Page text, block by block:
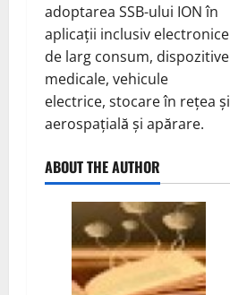
adoptarea SSB-ului ION în
aplicații inclusiv electronice
de larg consum, dispozitive
medicale, vehicule
electrice, stocare în rețea și
aerospațială și apărare.
ABOUT THE AUTHOR